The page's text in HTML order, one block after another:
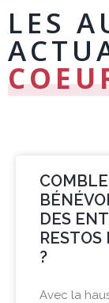
LES
DES
?
Avec la